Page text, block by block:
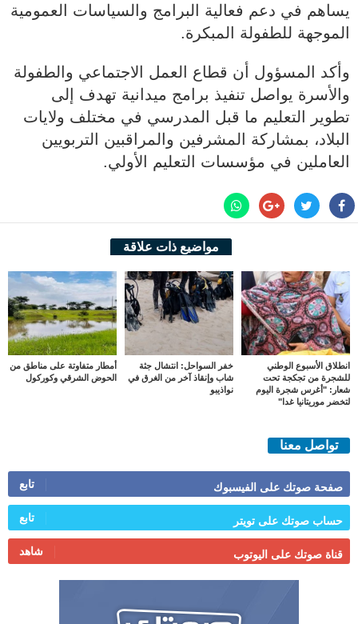
يساهم في دعم فعالية البرامج والسياسات العمومية
الموجهة للطفولة المبكرة.
وأكد المسؤول أن قطاع العمل الاجتماعي والطفولة
والأسرة يواصل تنفيذ برامج ميدانية تهدف إلى
تطوير التعليم ما قبل المدرسي في مختلف ولايات
البلاد، بمشاركة المشرفين والمراقبين التربويين
العاملين في مؤسسات التعليم الأولي.
مواضيع ذات علاقة
انطلاق الأسبوع الوطني
للشجرة من تجكجة تحت
شعار: "أغرس شجرة اليوم
لتخضر موريتانيا غدا"
خفر السواحل: انتشال جثة
شاب وإنقاذ آخر من الغرق في
نواذيبو
أمطار متفاوتة على مناطق من
الحوض الشرقي وكوركول
تواصل معنا
صفحة صوتك على الفيسبوك تابع
حساب صوتك على تويتر تابع
قناة صوتك على اليوتوب شاهد